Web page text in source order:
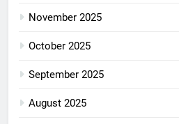
November 2025
October 2025
September 2025
August 2025